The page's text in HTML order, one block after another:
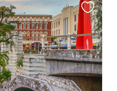
Egyesült